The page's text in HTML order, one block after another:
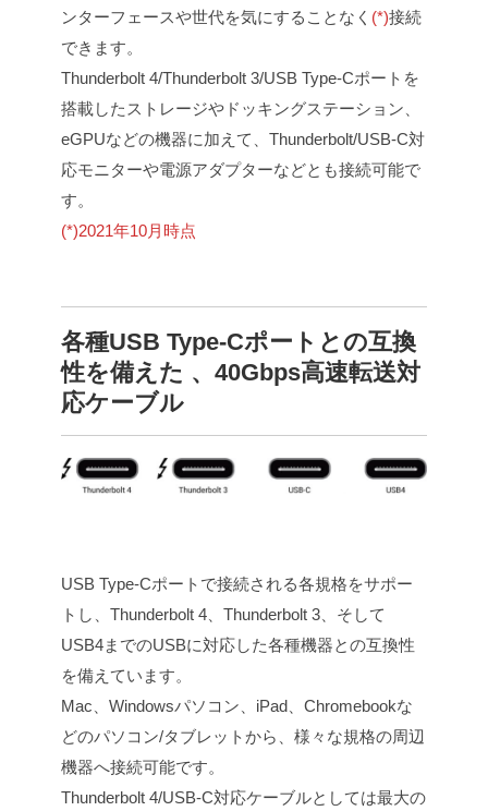
ンターフェースや世代を気にすることなく (*)接続
できます。
Thunderbolt 4/Thunderbolt 3/USB Type-Cポートを
搭載したストレージやドッキングステーション、
eGPUなどの機器に加えて、Thunderbolt/USB-C対
応モニターや電源アダプターなどとも接続可能で
す。
(*)2021年10月時点
各種USB Type-Cポートとの互換
性を備えた 、40Gbps高速転送対
応ケーブル
USB Type-Cポートで接続される各規格をサポー
トし、Thunderbolt 4、Thunderbolt 3、そして
USB4までのUSBに対応した各種機器との互換性
を備えています。
Mac、Windowsパソコン、iPad、Chromebookな
どのパソコン/タブレットから、様々な規格の周辺
機器へ接続可能です。
Thunderbolt 4/USB-C対応ケーブルとしては最大の